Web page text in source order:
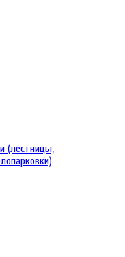
(лестницы,